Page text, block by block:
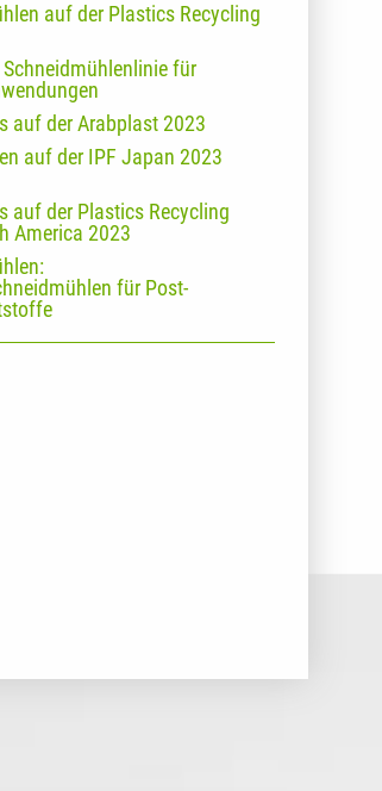
auf der Plastics Recycling
Schneidmühlenlinie für
auf der Arabplast 2023
auf der IPF Japan 2023
auf der Plastics Recycling
America 2023
für Post-